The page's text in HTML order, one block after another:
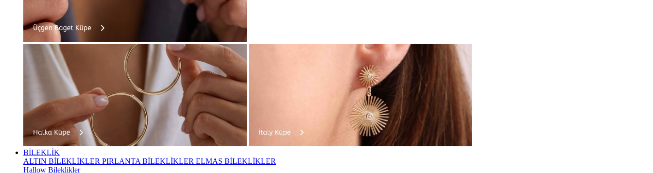
BİLEKLİK
ALTIN BİLEKLİKLER PIRLANTA BİLEKLİKLER ELMAS BİLEKLİKLER
Hallow Bileklikler